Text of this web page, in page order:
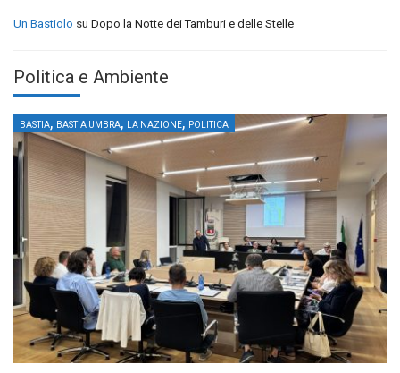
Un Bastiolo su Dopo la Notte dei Tamburi e delle Stelle
Politica e Ambiente
BASTIA, BASTIA UMBRA, LA NAZIONE, POLITICA